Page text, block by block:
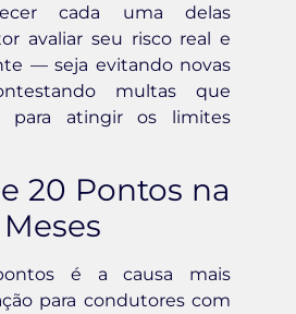
cada uma delas
avaliar seu risco real e
— seja evitando novas
multas que
para atingir os limites
20 Pontos na
é a causa mais
para condutores com